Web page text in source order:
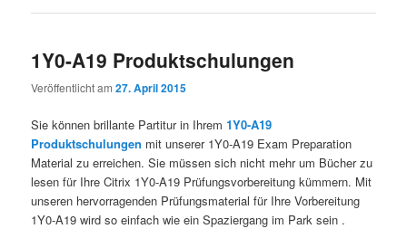
1Y0-A19 Produktschulungen
Veröffentlicht am27. April 2015
Sie können brillante Partitur in Ihrem1Y0-A19
Produktschulungen mit unserer 1Y0-A19 Exam Preparation
Material zu erreichen. Sie müssen sich nicht mehr um Bücher zu
lesen für Ihre Citrix 1Y0-A19 Prüfungsvorbereitung kümmern. Mit
unseren hervorragenden Prüfungsmaterial für Ihre Vorbereitung
1Y0-A19 wird so einfach wie ein Spaziergang im Park sein .